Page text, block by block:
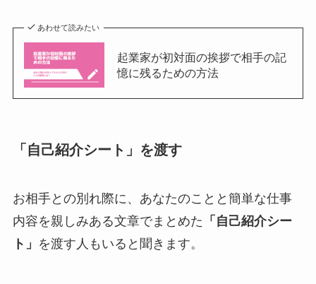
あわせて読みたい
起業家が初対面の挨拶で相手の記
憶に残るための方法
「自己紹介シート」を渡す
お相手との別れ際に、あなたのことと簡単な仕事
内容を親しみある文章でまとめた 「自己紹介シー
ト」 を渡す人もいると聞きます。